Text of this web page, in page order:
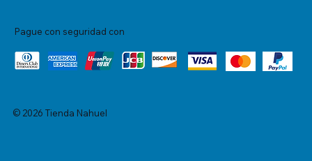
Pague con seguridad con
© 2026 Tienda Nahuel